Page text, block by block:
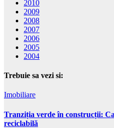
2010
2009
2008
2007
2006
2005
2004
Trebuie sa vezi si:
Imobiliare
Tranziția verde în construcții:
reciclabilă